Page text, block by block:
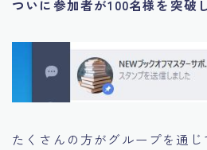
ついに参加者が100名様を突破
たくさんの方がグループを通じ